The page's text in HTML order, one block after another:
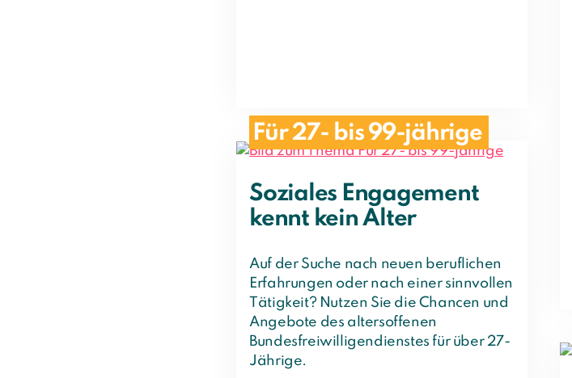
Für 27- bis 99-jährige
Soziales Engagement
kennt kein Alter
Auf der Suche nach neuen beruflichen
Erfahrungen oder nach einer sinnvollen
Tätigkeit? Nutzen Sie die Chancen und
Angebote des altersoffenen
Bundesfreiwilligendienstes für über 27-
Jährige.